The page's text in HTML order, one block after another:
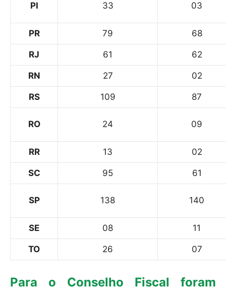
PI 33 03
PR 79 68
RJ 61 62
RN 27 02
RS 109 87
RO 24 09
RR 13 02
SC 95 61
SP 138 140
SE 08 11
TO 26 07
Para o Conselho Fiscal foram